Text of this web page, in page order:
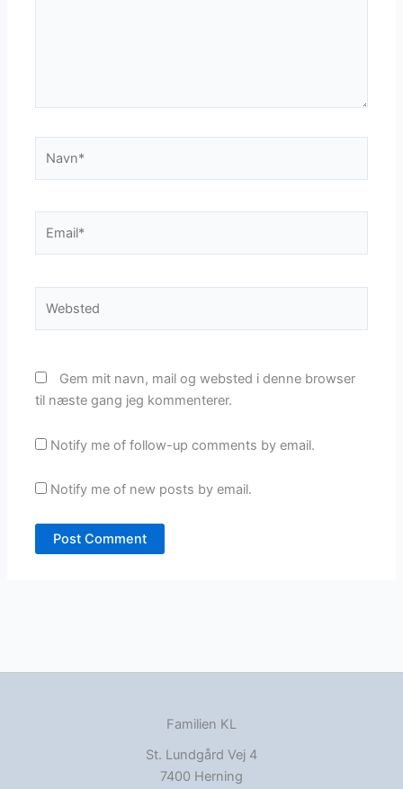
Gem mit navn, mail og websted i denne browser
til næste gang jeg kommenterer.
Notify me of follow-up comments by email.
Notify me of new posts by email.
Familien KL
St. Lundgård Vej 4
7400 Herning